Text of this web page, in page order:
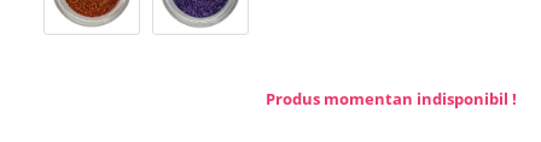
Produs momentan indisponibil !